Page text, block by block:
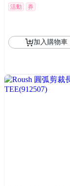
活動 券
加入購物車